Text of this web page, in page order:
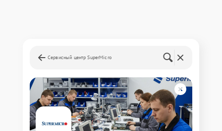
Сервисный центр SuperMicro